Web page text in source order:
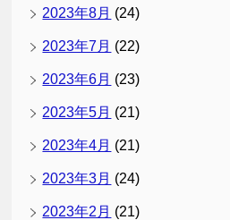
2023年8月 (24)
2023年7月 (22)
2023年6月 (23)
2023年5月 (21)
2023年4月 (21)
2023年3月 (24)
2023年2月 (21)